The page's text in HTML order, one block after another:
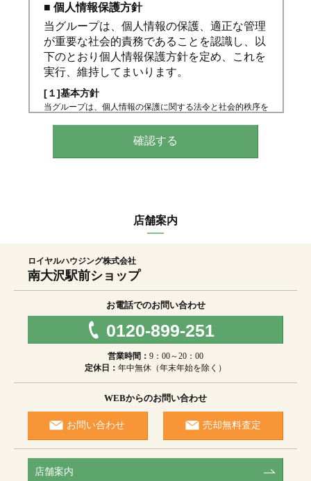
■ 個人情報保護方針
当グループは、個人情報の保護、適正な管理
が重要な社会的責務であることを認識し、以
下のとおり個人情報保護方針を定め、これを
実行、維持してまいります。
[１]基本方針
当グループは、個人情報の保護に関する法令と社会的秩序を
[２]個人情報の取得、利用、提供
[３]個人情報の利用目的
です。
（１）不動産の売買、仲介、賃貸、管理等
（２）（１）の利用目的の達成に必要な範囲での、個人情報
の第三者への提供
（３）当グループが取り扱うインテリア工事等に関する契約
の履行、情報、サービスの提供
（４）上の（１）、（３）の商品・情報・サービス提供のた
めの郵便物、電話、電子メール等による営業活動及びマーケ
ティング（アンケートのお願い等）活動。顧客動向分析また
は商品開発等の調査分析
（５）当グループが取得した個人情報のグループ企業間での
共同利用。共同利用者：ロイヤルハウジング株式会社、ロイ
ヤルハウジング販売株式会社、ロイヤルリゾート株式会社、
式会社、神奈川ロイヤル株式会社、川崎ロイヤル株式会社、
東京ロイヤル株式会社、埼玉ロイヤル株式会社、Royals株
（６）情報、サービスの提供は、ご本人からの申し出があり
ましたら、取り止めさせていただきます。
店舗案内
ロイヤルハウジング株式会社
南大沢駅前ショップ
お電話でのお問い合わせ
0120-899-251
営業時間： 9：00～20：00
定休日： 年中無休（年末年始を除く）
WEBからのお問い合わせ
お問い合わせ 売却無料査定
店舗案内